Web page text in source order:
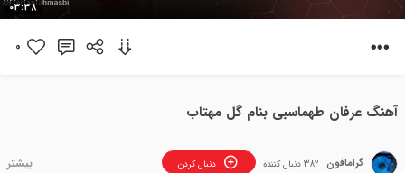
03:38
0
آهنگ عرفان طهماسبی بنام گل مهتاب
گرامافون دنبال کردن 382 دنبال کننده